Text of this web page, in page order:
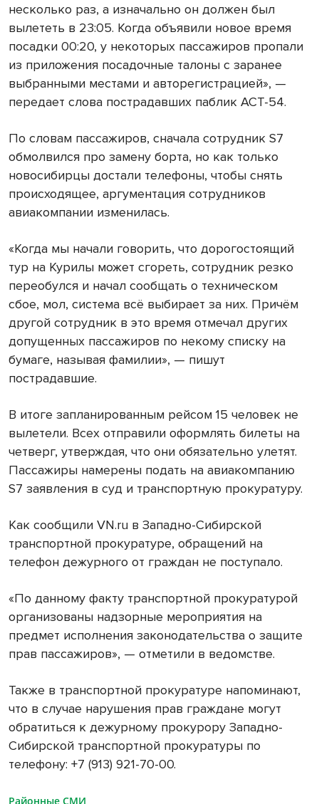
несколько раз, а изначально он должен был
вылететь в 23:05. Когда объявили новое время
посадки 00:20, у некоторых пассажиров пропали
из приложения посадочные талоны с заранее
выбранными местами и авторегистрацией», —
передает слова пострадавших паблик АСТ-54.
По словам пассажиров, сначала сотрудник S7
обмолвился про замену борта, но как только
новосибирцы достали телефоны, чтобы снять
происходящее, аргументация сотрудников
авиакомпании изменилась.
«Когда мы начали говорить, что дорогостоящий
тур на Курилы может сгореть, сотрудник резко
переобулся и начал сообщать о техническом
сбое, мол, система всё выбирает за них. Причём
другой сотрудник в это время отмечал других
допущенных пассажиров по некому списку на
бумаге, называя фамилии», — пишут
пострадавшие.
В итоге запланированным рейсом 15 человек не
вылетели. Всех отправили оформлять билеты на
четверг, утверждая, что они обязательно улетят.
Пассажиры намерены подать на авиакомпанию
S7 заявления в суд и транспортную прокуратуру.
Как сообщили VN.ru в Западно-Сибирской
транспортной прокуратуре, обращений на
телефон дежурного от граждан не поступало.
«По данному факту транспортной прокуратурой
организованы надзорные мероприятия на
предмет исполнения законодательства о защите
прав пассажиров», — отметили в ведомстве.
Также в транспортной прокуратуре напоминают,
что в случае нарушения прав граждане могут
обратиться к дежурному прокурору Западно-
Сибирской транспортной прокуратуры по
телефону: +7 (913) 921-70-00.
Районные СМИ